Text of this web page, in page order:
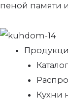
пеной памяти
Каталог
Кухни